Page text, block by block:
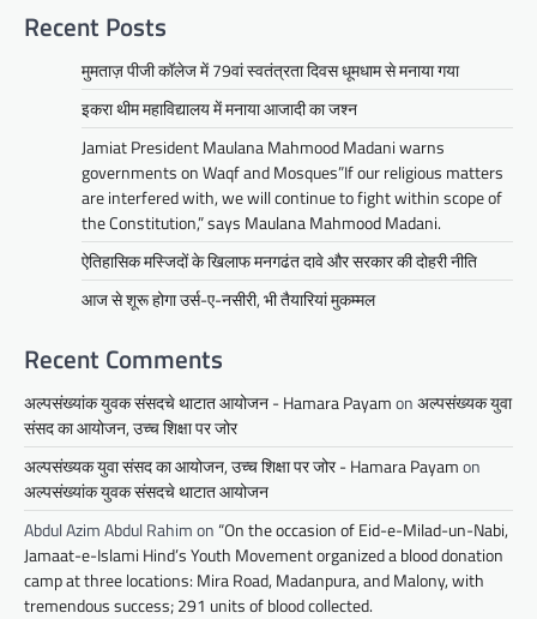
Recent Posts
मुमताज़ पीजी कॉलेज में 79वां स्वतंत्रता दिवस धूमधाम से मनाया गया
इकरा थीम महाविद्यालय में मनाया आजादी का जश्न
Jamiat President Maulana Mahmood Madani warns
governments on Waqf and Mosques”If our religious matters
are interfered with, we will continue to fight within scope of
the Constitution,” says Maulana Mahmood Madani.
ऐतिहासिक मस्जिदों के खिलाफ मनगढंत दावे और सरकार की दोहरी नीति
आज से शूरू होगा उर्स-ए-नसीरी, भी तैयारियां मुकम्मल
Recent Comments
अल्पसंख्यांक युवक संसदचे थाटात आयोजन - Hamara Payamonअल्पसंख्यक युवा
संसद का आयोजन, उच्च शिक्षा पर जोर
अल्पसंख्यक युवा संसद का आयोजन, उच्च शिक्षा पर जोर - Hamara Payamon
अल्पसंख्यांक युवक संसदचे थाटात आयोजन
Abdul Azim Abdul Rahimon “On the occasion of Eid-e-Milad-un-Nabi,
Jamaat-e-Islami Hind’s Youth Movement organized a blood donation
camp at three locations: Mira Road, Madanpura, and Malony, with
tremendous success; 291 units of blood collected.